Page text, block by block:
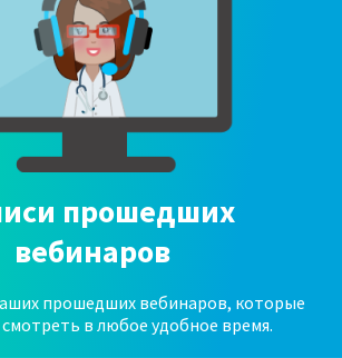
прошедших
вебинаров
прошедших вебинаров, которые
в любое удобное время.